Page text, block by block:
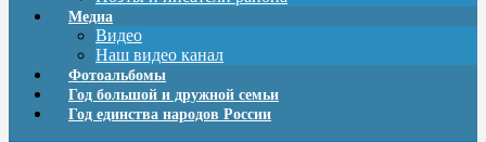
Медиа
Видео
Наш видео канал
Фотоальбомы
Год большой и дружной семьи
Год единства народов России